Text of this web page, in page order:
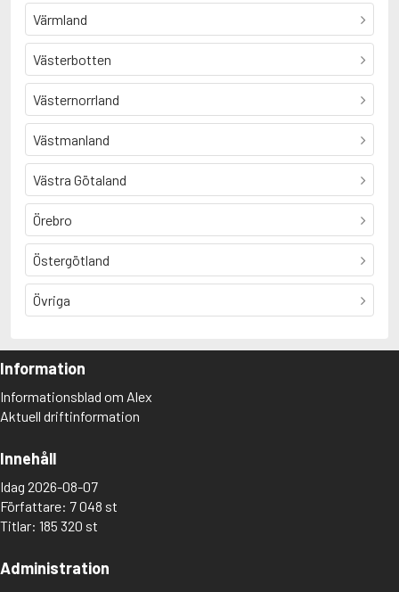
Värmland
Västerbotten
Västernorrland
Västmanland
Västra Götaland
Örebro
Östergötland
Övriga
Information
Informationsblad om Alex
Aktuell driftinformation
Innehåll
Idag 2026-08-07
Författare: 7 048 st
Titlar: 185 320 st
Administration